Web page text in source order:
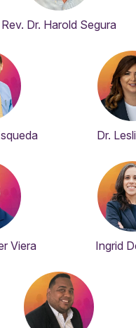
Rev. Dr. Harold Segura
Dr.
Viera Ingrid